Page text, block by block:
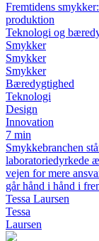
Fremtidens
produktion
Teknologi og
Smykker
Smykker
Smykker
Bæredygtighed
Teknologi
Design
Innovation
7 min
Smykkebranchen
laboratoriedyrkede
vejen for mere
går hånd i hånd i
Tessa Laursen
Tessa
Laursen